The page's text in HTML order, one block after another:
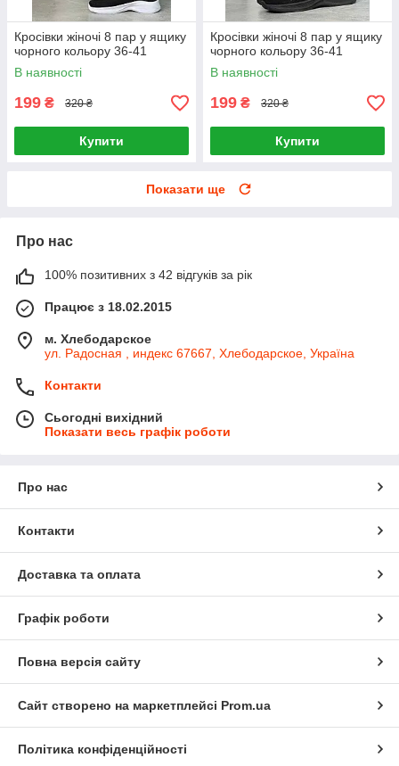
Кросівки жіночі 8 пар у ящику
чорного кольору 36-41
В наявності
199 ₴ 320 ₴
Купити
Кросівки жіночі 8 пар у ящику
чорного кольору 36-41
В наявності
199 ₴ 320 ₴
Купити
Показати ще
Про нас
100% позитивних з 42 відгуків за рік
Працює з 18.02.2015
м. Хлебодарское
ул. Радосная , индекс 67667, Хлебодарское, Україна
Контакти
Сьогодні вихідний
Показати весь графік роботи
Про нас
Контакти
Доставка та оплата
Графік роботи
Повна версія сайту
Сайт створено на маркетплейсі Prom.ua
Політика конфіденційності